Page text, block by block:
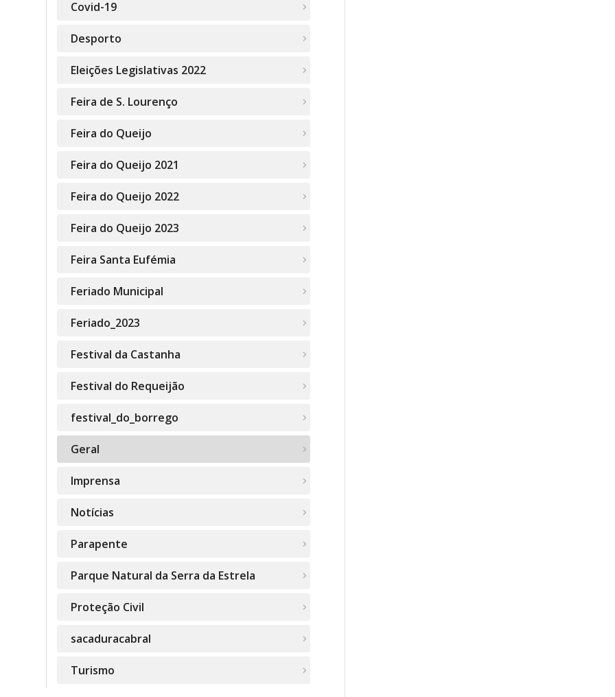
Covid-19
Desporto
Eleições Legislativas 2022
Feira de S. Lourenço
Feira do Queijo
Feira do Queijo 2021
Feira do Queijo 2022
Feira do Queijo 2023
Feira Santa Eufémia
Feriado Municipal
Feriado_2023
Festival da Castanha
Festival do Requeijão
festival_do_borrego
Geral
Imprensa
Notícias
Parapente
Parque Natural da Serra da Estrela
Proteção Civil
sacaduracabral
Turismo